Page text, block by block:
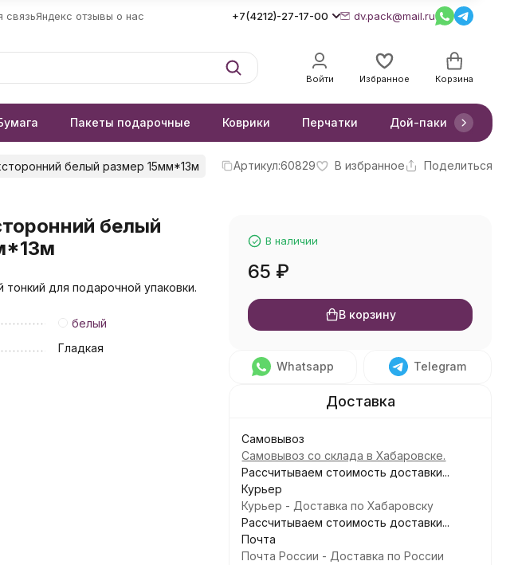
связьЯндекс отзывы о нас +7(4212)-27-17-00 dv.pack@mail.ru
Войти Избранное Корзина
Пакеты подарочные Коврики Перчатки Дой-паки
белый размер 15мм*13м Артикул:60829 В избранное Поделиться
белый
тонкий для подарочной упаковки.
белый
Гладкая
В наличии
65 ₽
В корзину
Whatsapp Telegram
Самовывоз
Самовывоз со склада в Хабаровске.
Рассчитываем стоимость доставки...
Курьер
Курьер - Доставка по Хабаровску
Рассчитываем стоимость доставки...
Почта
Почта России - Доставка по России